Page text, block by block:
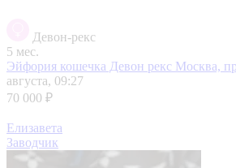
Девон-рекс
5 мес.
Эйфория кошечка Девон рекс Москва,
августа, 09:27
70 000 ₽
Елизавета
Заводчик